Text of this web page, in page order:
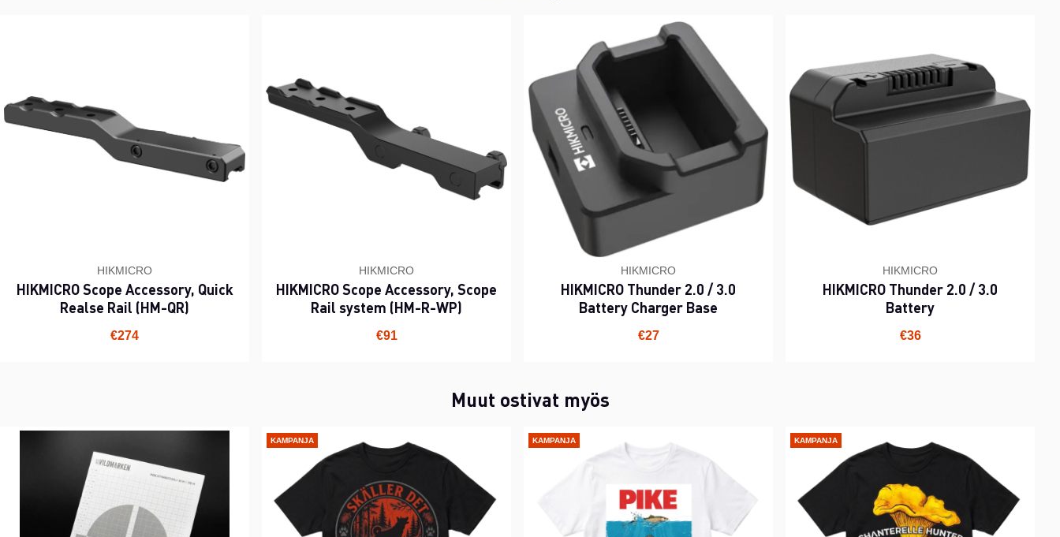
HIKMICRO
HIKMICRO Scope Accessory, Quick
Realse Rail (HM-QR)
€274
HIKMICRO
HIKMICRO Scope Accessory, Scope
Rail system (HM-R-WP)
€91
HIKMICRO
HIKMICRO Thunder 2.0 / 3.0
Battery Charger Base
€27
HIKMICRO
HIKMICRO Thunder 2.0 / 3.0
Battery
€36
Muut ostivat myös
KAMPANJA KAMPANJA KAMPANJA